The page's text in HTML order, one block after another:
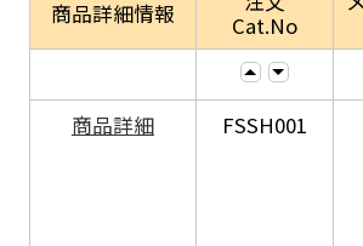
商品詳細情報
Cat.No
商品詳細 FSSH001